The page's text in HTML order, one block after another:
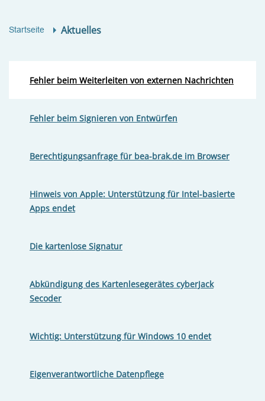
Startseite Aktuelles
Fehler beim Weiterleiten von externen Nachrichten
Fehler beim Signieren von Entwürfen
Berechtigungsanfrage für bea-brak.de im Browser
Hinweis von Apple: Unterstützung für Intel-basierte
Apps endet
Die kartenlose Signatur
Abkündigung des Kartenlesegerätes cyberJack
Secoder
Wichtig: Unterstützung für Windows 10 endet
Eigenverantwortliche Datenpflege